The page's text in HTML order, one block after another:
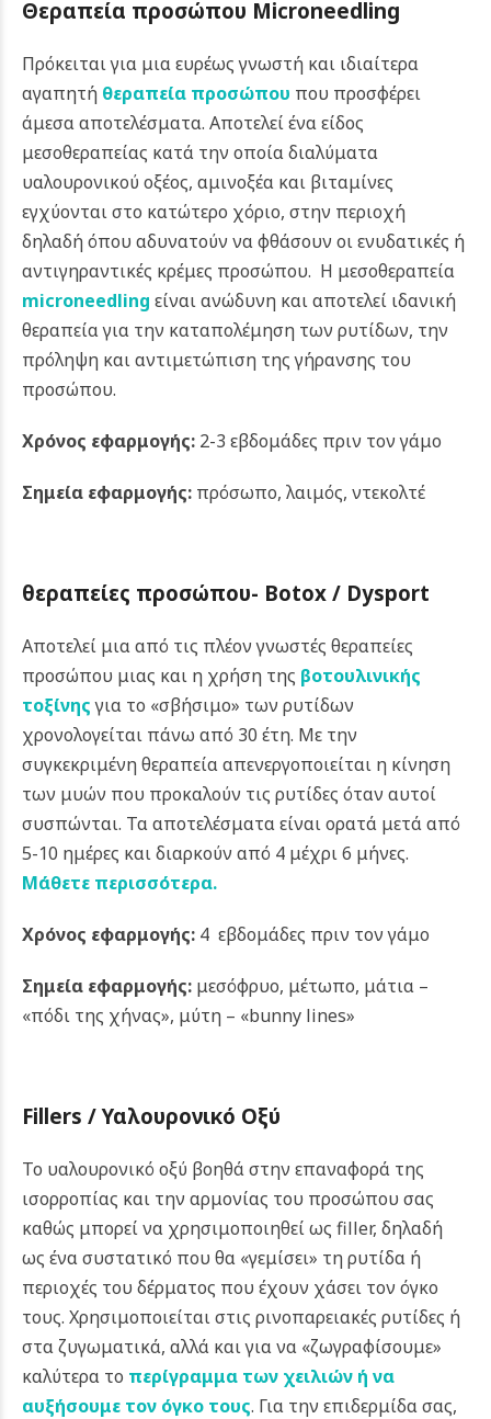
Θεραπεία προσώπου Microneedling
Πρόκειται για μια ευρέως γνωστή και ιδιαίτερα
αγαπητή θεραπεία προσώπου που προσφέρει
άμεσα αποτελέσματα. Αποτελεί ένα είδος
μεσοθεραπείας κατά την οποία διαλύματα
υαλουρονικού οξέος, αμινοξέα και βιταμίνες
εγχύονται στο κατώτερο χόριο, στην περιοχή
δηλαδή όπου αδυνατούν να φθάσουν οι ενυδατικές ή
αντιγηραντικές κρέμες προσώπου. H μεσοθεραπεία
microneedling είναι ανώδυνη και αποτελεί ιδανική
θεραπεία για την καταπολέμηση των ρυτίδων, την
πρόληψη και αντιμετώπιση της γήρανσης του
προσώπου.
Χρόνος εφαρμογής: 2-3 εβδομάδες πριν τον γάμο
Σημεία εφαρμογής: πρόσωπο, λαιμός, ντεκολτέ
θεραπείες προσώπου- Botox / Dysport
Αποτελεί μια από τις πλέον γνωστές θεραπείες
προσώπου μιας και η χρήση της βοτουλινικής
τοξίνηςγια το «σβήσιμο» των ρυτίδων
χρονολογείται πάνω από 30 έτη. Με την
συγκεκριμένη θεραπεία απενεργοποιείται η κίνηση
των μυών που προκαλούν τις ρυτίδες όταν αυτοί
συσπώνται. Τα αποτελέσματα είναι ορατά μετά από
5-10 ημέρες και διαρκούν από 4 μέχρι 6 μήνες.
Μάθετε περισσότερα.
Χρόνος εφαρμογής: 4 εβδομάδες πριν τον γάμο
Σημεία εφαρμογής: μεσόφρυο, μέτωπο, μάτια –
«πόδι της χήνας», μύτη – «bunny lines»
Fillers / Υαλουρονικό Οξύ
Το υαλουρονικό οξύ βοηθά στην επαναφορά της
ισορροπίας και την αρμονίας του προσώπου σας
καθώς μπορεί να χρησιμοποιηθεί ως filler, δηλαδή
ως ένα συστατικό που θα «γεμίσει» τη ρυτίδα ή
περιοχές του δέρματος που έχουν χάσει τον όγκο
τους. Χρησιμοποιείται στις ρινοπαρειακές ρυτίδες ή
στα ζυγωματικά, αλλά και για να «ζωγραφίσουμε»
καλύτερα το περίγραμμα των χειλιών ή να
αυξήσουμε τον όγκο τους. Για την επιδερμίδα σας,